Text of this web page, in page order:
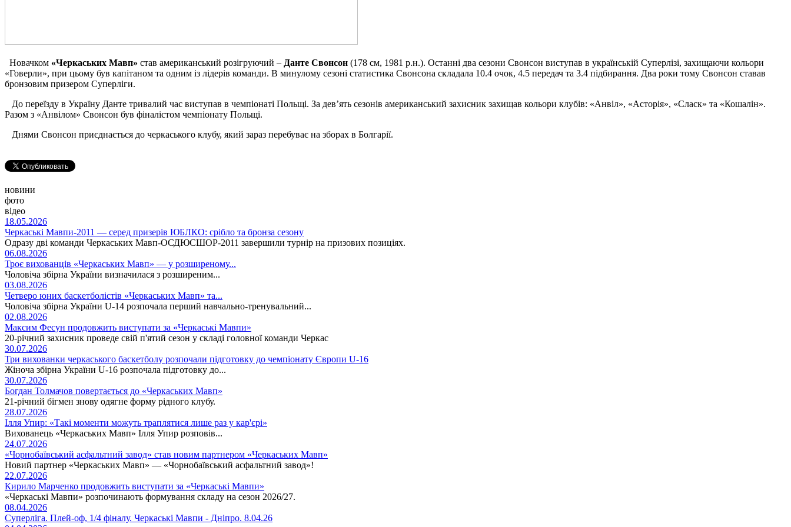
Новачком «Черкаських Мавп» став американський розігруючий – Данте Свонсон (178 см, 1981 р.н.). Останні два сезони Свонсон виступав в українській Суперлізі, захищаючи кольори
«Говерли», при цьому був капітаном та одним із лідерів команди. В минулому сезоні статистика Свонсона складала 10.4 очок, 4.5 передач та 3.4 підбирання. Два роки тому Свонсон ставав
бронзовим призером Суперліги.
До переїзду в Україну Данте тривалий час виступав в чемпіонаті Польщі. За дев’ять сезонів американський захисник захищав кольори клубів: «Анвіл», «Асторія», «Сласк» та «Кошалін».
Разом з «Анвілом» Свонсон був фіналістом чемпіонату Польщі.
Днями Свонсон приєднається до черкаського клубу, який зараз перебуває на зборах в Болгарії.
новини
фото
відео
18.05.2026
Черкаські Мавпи-2011 — серед призерів ЮБЛКО: срібло та бронза сезону
Одразу дві команди Черкаських Мавп-ОСДЮСШОР-2011 завершили турнір на призових позиціях.
06.08.2026
Троє вихованців «Черкаських Мавп» — у розширеному...
Чоловіча збірна України визначилася з розширеним...
03.08.2026
Четверо юних баскетболістів «Черкаських Мавп» та...
Чоловіча збірна України U-14 розпочала перший навчально-тренувальний...
02.08.2026
Максим Фесун продовжить виступати за «Черкаські Мавпи»
20-річний захисник проведе свій п'ятий сезон у складі головної команди Черкас
30.07.2026
Три вихованки черкаського баскетболу розпочали підготовку до чемпіонату Європи U-16
Жіноча збірна України U-16 розпочала підготовку до...
30.07.2026
Богдан Толмачов повертається до «Черкаських Мавп»
21-річний бігмен знову одягне форму рідного клубу.
28.07.2026
Ілля Упир: «Такі моменти можуть траплятися лише раз у кар'єрі»
Вихованець «Черкаських Мавп» Ілля Упир розповів...
24.07.2026
«Чорнобаївський асфальтний завод» став новим партнером «Черкаських Мавп»
Новий партнер «Черкаських Мавп» — «Чорнобаївський асфальтний завод»!
22.07.2026
Кирило Марченко продовжить виступати за «Черкаські Мавпи»
«Черкаські Мавпи» розпочинають формування складу на сезон 2026/27.
08.04.2026
Суперліга. Плей-оф, 1/4 фіналу. Черкаські Мавпи - Дніпро. 8.04.26